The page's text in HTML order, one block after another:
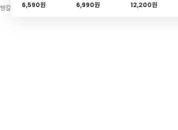
6,590원
6,990원
12,200원
빵칼/빵솔/돌림판/스패츄라